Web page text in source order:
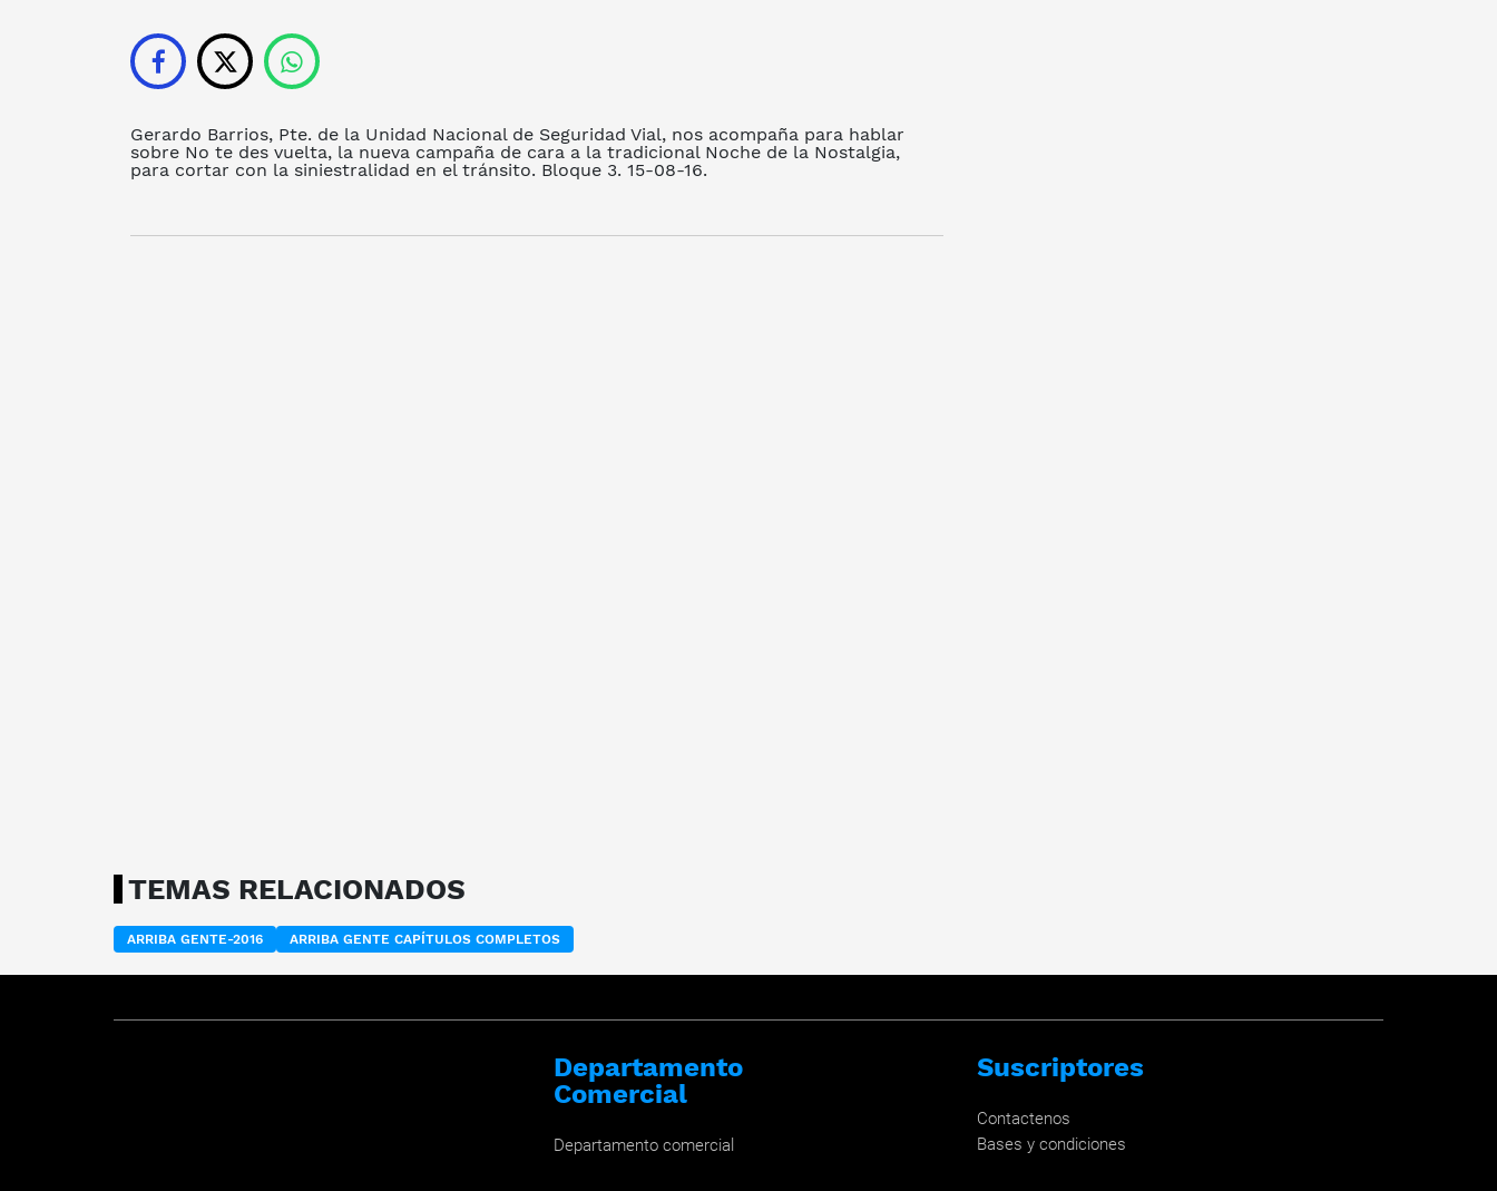
Gerardo Barrios, Pte. de la Unidad Nacional de Seguridad Vial, nos acompaña para hablar
sobre No te des vuelta, la nueva campaña de cara a la tradicional Noche de la Nostalgia,
para cortar con la siniestralidad en el tránsito. Bloque 3. 15-08-16.
TEMAS RELACIONADOS
ARRIBA GENTE-2016 ARRIBA GENTE CAPÍTULOS COMPLETOS
Departamento
Comercial
Departamento comercial
Suscriptores
Contactenos
Bases y condiciones